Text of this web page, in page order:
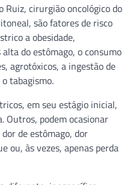
Ruiz, cirurgião oncológico do
são fatores de risco
a obesidade,
do estômago, o consumo
agrotóxicos, a ingestão de
tabagismo.
em seu estágio inicial,
Outros, podem ocasionar
de estômago, dor
ou, às vezes, apenas perda